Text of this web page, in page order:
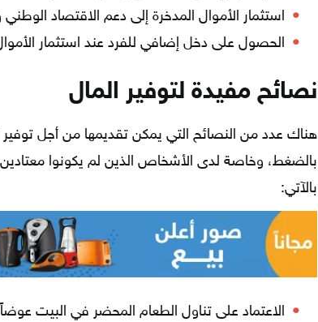
استثمار الأموال المدخرة إلى دعم الاقتصاد
الحصول على دخل إضافي للفرد عند استثمار
نصائح مفيدة لتوفير المال
هناك عدد من النصائح التي يمكن تقديمها من أجل
بالضغط، وخاصة لدى الأشخاص الذين لم يكونوا
بالآتي:
الاعتماد على تناول الطعام المحضر في البيت